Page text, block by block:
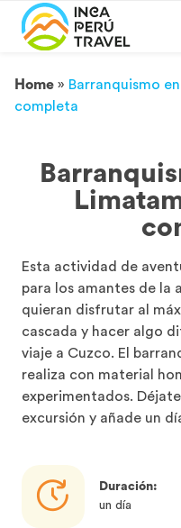
Home » Barranquismo
completa
Esta actividad de
para los amantes de la
quieran disfrutar al
cascada y hacer algo
viaje a Cuzco. El
realiza con material
experimentados.
excursión y añade un
Duración:
un día